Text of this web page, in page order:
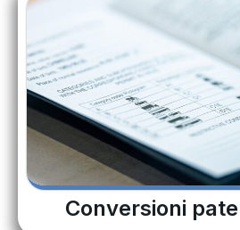
Conversioni